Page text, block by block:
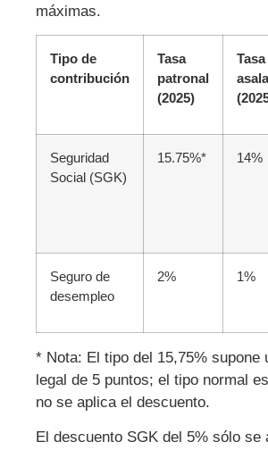
máximas.
Tipo de
contribución
Tasa
patronal
(2025)
Seguridad
Social (SGK)
15.75%* 14%
Seguro de
desempleo
2% 1%
* Nota: El tipo del 15,75% supone
legal de 5 puntos; el tipo normal
no se aplica el descuento.
El descuento SGK del 5% sólo se